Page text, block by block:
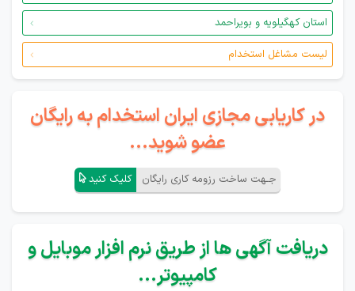
استان کهگیلویه و بویراحمد
لیست مشاغل استخدام
در کاریابی مجازی ایران استخدام به رایگان
عضو شوید...
جـهت ساخت رزومه کاری رایگان کلیک کنید
دریافت آگهی ها از طریق نرم افزار موبایل و
کامپیوتر...